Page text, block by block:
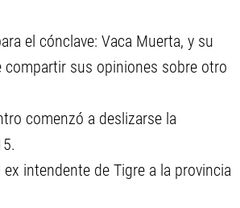
el cónclave: Vaca Muerta, y su
compartir sus opiniones sobre otro
comenzó a deslizarse la
intendente de Tigre a la provincia